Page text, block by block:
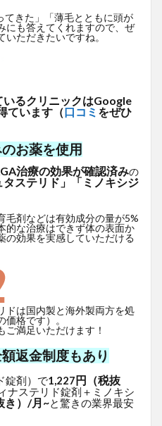
てきた」「薄毛とともに頭が
にも答えてくれますので、ぜ
ただきたいですね。
るクリニックはGoogle
ています（口コミ をぜひ
お薬を使用
治療の効果が確認済みの
タステリド」「ミノキシジ
毛剤などは有効成分の量が5%
的な治療はできず体の表面か
の効果を実感していただける
ドは国内製と海外製両方を処
格です）。
ご満足いただけます！
返金制度もあり
錠剤）で1,227円（税抜
ナステリド錠剤＋ミノキシ
き）/月~と驚きの業界最安